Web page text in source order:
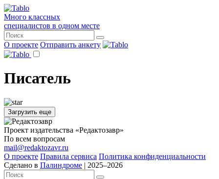
Много классных
специалистов в одном месте
О проекте Отправить анкету
Писатель
Загрузить еще
Проект издательства «Редактозавр»
По всем вопросам
mail@redaktozavr.ru
О проекте Правила сервиса Политика конфиденциальности
Сделано в Палиндроме | 2025–2026